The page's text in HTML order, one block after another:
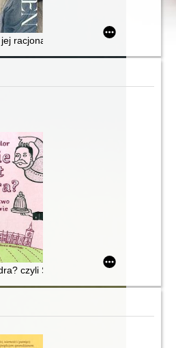
racjonalne romanse
czyli Śledztwo w Wilanowie